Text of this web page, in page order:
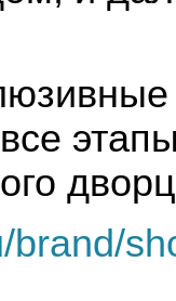
brand/